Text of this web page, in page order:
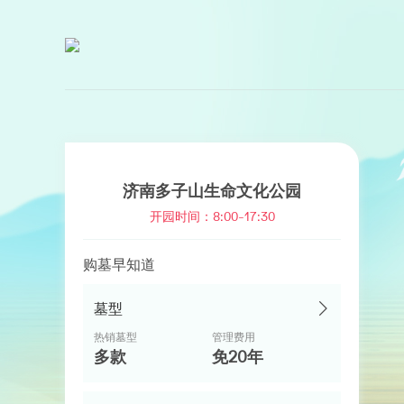
济南多子山生命文化公园
开园时间：8:00-17:30
购墓早知道
墓型
热销墓型
多款
管理费用
免20年